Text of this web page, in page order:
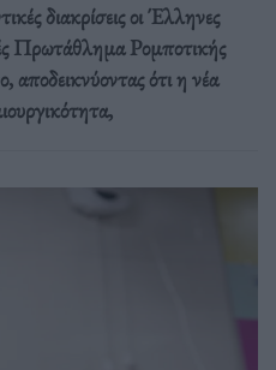
διακρίσεις οι Έλληνες
Πρωτάθλημα Ρομποτικής
ότι η νέα